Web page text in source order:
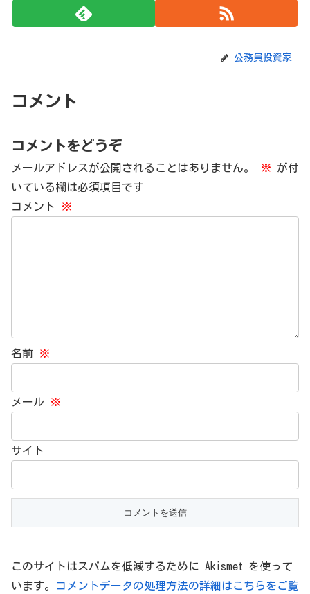
公務員投資家
コメント
コメントをどうぞ
メールアドレスが公開されることはありません。 ※ が付
いている欄は必須項目です
コメント
※
名前 ※
メール ※
サイト
このサイトはスパムを低減するために Akismet を使って
います。
コメントデータの処理方法の詳細はこちらをご覧